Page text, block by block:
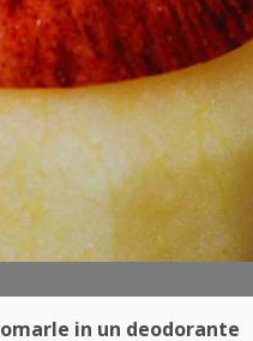
in un deodorante